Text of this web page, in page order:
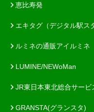
恵比寿発
エキタグ（デジタル駅ス
ルミネの通販アイルミネ
LUMINE/NEWoMan
JR東日本東北総合サービ
GRANSTA(グランスタ)